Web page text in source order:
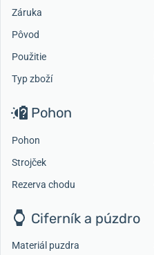
Záruka
Pôvod
Použitie
Typ zboží
Pohon
Pohon
Strojček
Rezerva chodu
Ciferník a púzdro
Materiál puzdra